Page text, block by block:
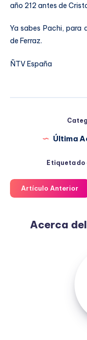
año 212 antes de
Ya sabes Pachi, para
de Ferraz.
ÑTV España
Última
Etiquetado
Artículo Anterior
Acerca